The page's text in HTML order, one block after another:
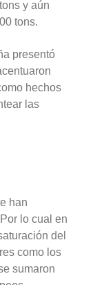
y aún
tons.
presentó
hechos
las
han
lo cual en
del
como los
sumaron